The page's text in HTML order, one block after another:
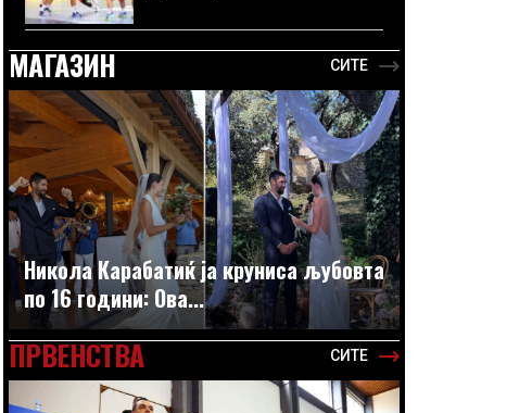
МАГАЗИН СИТЕ
Никола Карабатиќ ја круниса љубовта
по 16 години: Ова...
ПРВЕНСТВА СИТЕ